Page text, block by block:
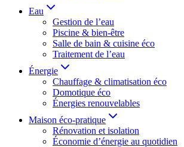
Eau
Gestion de l’eau
Piscine & bien-être
Salle de bain & cuisine éco
Traitement de l’eau
Énergie
Chauffage & climatisation éco
Domotique éco
Énergies renouvelables
Maison éco-pratique
Rénovation et isolation
Économie d’énergie au quotidien